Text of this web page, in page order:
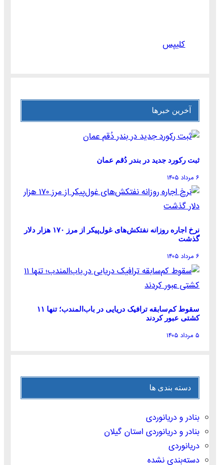
کلیپس
آخرین خبرها
ثبت رکورد جدید در بندر دُقم عمان
۶ مرداد ۱۴۰۵
نرخ اجاره روزانه نفتکش‌های غول‌پیکر از مرز ۱۷۰ هزار دلار
گذشت
۶ مرداد ۱۴۰۵
سقوط کم‌سابقه ترافیک دریایی در باب‌المندب؛ تنها ۱۱
کشتی عبور کردند
۵ مرداد ۱۴۰۵
دسته بندی ها
بنادر و دریانوردی
بنادر و دریانوردی استان گیلان
دریانوردی
دسته‌بندی نشده